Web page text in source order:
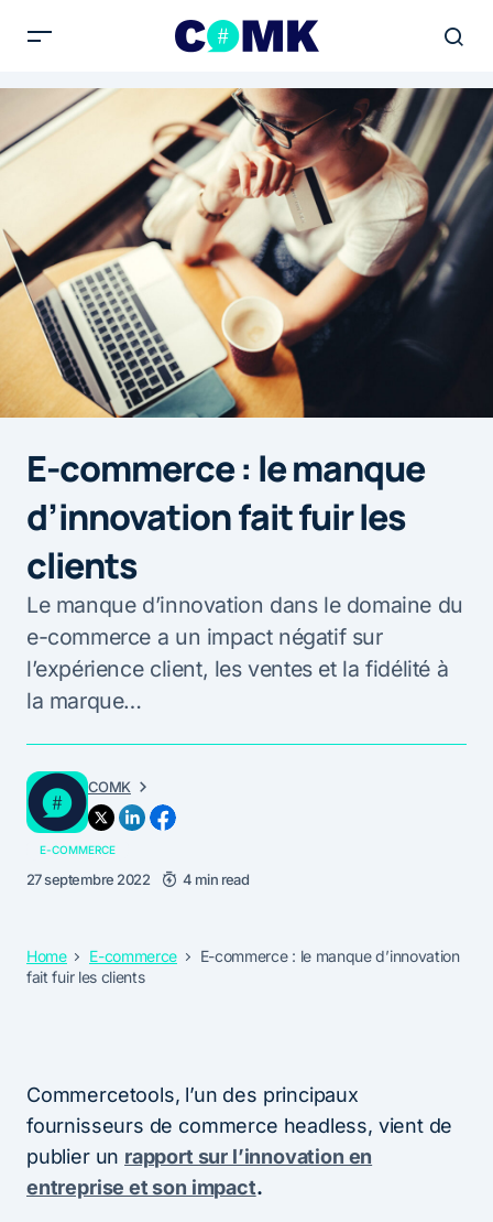
E-commerce : le manque
d’innovation fait fuir les
clients
Le manque d’innovation dans le domaine du
e-commerce a un impact négatif sur
l’expérience client, les ventes et la fidélité à
la marque…
COMK
E-COMMERCE
27 septembre 2022 4 min read
Home E-commerce
E-commerce : le manque d’innovation
fait fuir les clients
Commercetools, l’un des principaux
fournisseurs de commerce headless, vient de
publier un rapport sur l’innovation en
entreprise et son impact.